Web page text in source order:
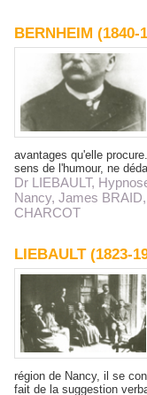
BERNHEIM (1840-
avantages qu'elle
sens de l'humour, ne
Dr LIEBAULT,
Nancy, James BRAID,
CHARCOT
LIEBAULT (1823-
région de Nancy, il se
fait de la suggestion